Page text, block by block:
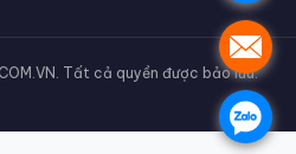
.
.
Tất cả quyền được bảo lưu.